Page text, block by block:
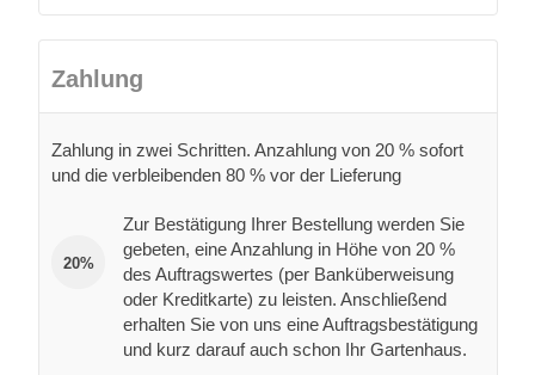
Zahlung
Zahlung in zwei Schritten. Anzahlung von 20 % sofort
und die verbleibenden 80 % vor der Lieferung
20%
Zur Bestätigung Ihrer Bestellung werden Sie
gebeten, eine Anzahlung in Höhe von 20 %
des Auftragswertes (per Banküberweisung
oder Kreditkarte) zu leisten. Anschließend
erhalten Sie von uns eine Auftragsbestätigung
und kurz darauf auch schon Ihr Gartenhaus.